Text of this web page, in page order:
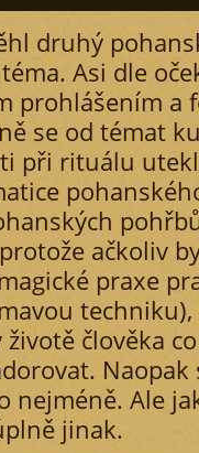
druhý
Asi dle
prohlášením a
se od témat
při rituálu
ačkoliv
praxe
člověka
Naopak
nejméně. Ale
jinak.